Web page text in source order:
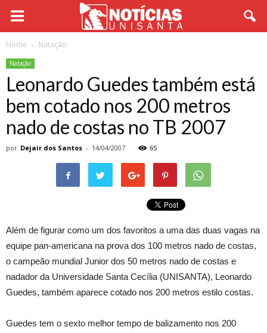
Home Natação
Natação
Leonardo Guedes também está
bem cotado nos 200 metros
nado de costas no TB 2007
por Dejair dos Santos - 14/04/2007 65
Além de figurar como um dos favoritos a uma das duas vagas na
equipe pan-americana na prova dos 100 metros nado de costas,
o campeão mundial Junior dos 50 metros nado de costas e
nadador da Universidade Santa Cecília (UNISANTA), Leonardo
Guedes, também aparece cotado nos 200 metros estilo costas.
Guedes tem o sexto melhor tempo de balizamento nos 200